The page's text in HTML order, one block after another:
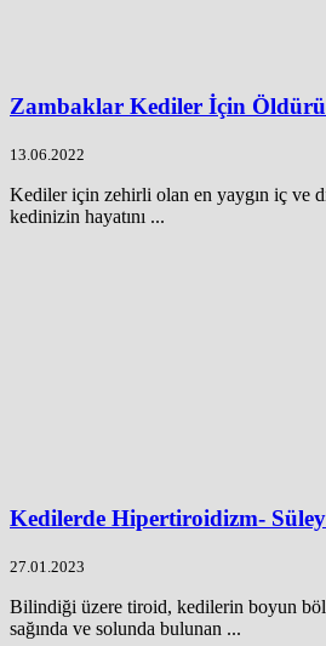
Zambaklar Kediler İçin
13.06.2022
Kediler için zehirli olan en yaygın iç ve
kedinizin hayatını ...
Kedilerde Hipertiroidizm-
27.01.2023
Bilindiği üzere tiroid, kedilerin boyun
sağında ve solunda bulunan ...